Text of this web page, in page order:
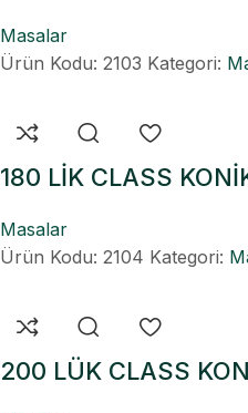
Masalar
Ürün Kodu: 2103 Kategori:
180 LİK CLASS
Masalar
Ürün Kodu: 2104 Kategori:
200 LÜK CLASS